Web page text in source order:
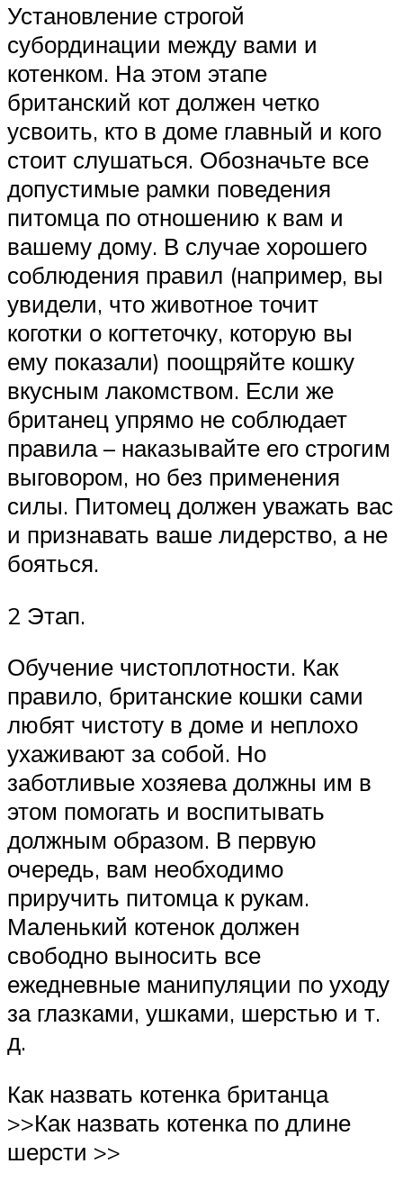
Установление строгой
субординации между вами и
котенком. На этом этапе
британский кот должен четко
усвоить, кто в доме главный и кого
стоит слушаться. Обозначьте все
допустимые рамки поведения
питомца по отношению к вам и
вашему дому. В случае хорошего
соблюдения правил (например, вы
увидели, что животное точит
коготки о когтеточку, которую вы
ему показали) поощряйте кошку
вкусным лакомством. Если же
британец упрямо не соблюдает
правила – наказывайте его строгим
выговором, но без применения
силы. Питомец должен уважать вас
и признавать ваше лидерство, а не
бояться.
2 Этап.
Обучение чистоплотности. Как
правило, британские кошки сами
любят чистоту в доме и неплохо
ухаживают за собой. Но
заботливые хозяева должны им в
этом помогать и воспитывать
должным образом. В первую
очередь, вам необходимо
приручить питомца к рукам.
Маленький котенок должен
свободно выносить все
ежедневные манипуляции по уходу
за глазками, ушками, шерстью и т.
д.
Как назвать котенка британца
>>Как назвать котенка по длине
шерсти >>